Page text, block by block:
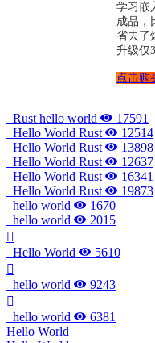
学习嵌
成品，
省去了
升级仅
点击购
Rust hello world
17591
Hello World Rust
12514
Hello World Rust
13898
Hello World Rust
12637
Hello World Rust
16341
Hello World Rust
19873
hello world
1670
hello world
2015
Hello World 5610
hello world 9243
hello world
6381
Hello World